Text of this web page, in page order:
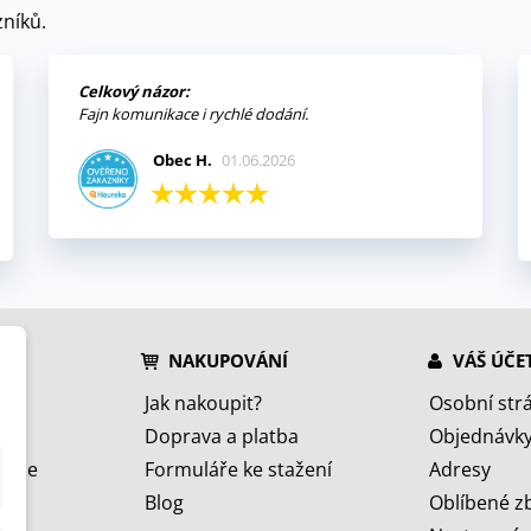
Celkový názor:
Fajn komunikace i rychlé dodání.
Obec H. 01.06.2026
NAKUPOVÁNÍ
Jak nakoupit?
Doprava a platba
Formuláře ke stažení
Blog
VÁŠ
Osobní
Adresy
Oblíbené